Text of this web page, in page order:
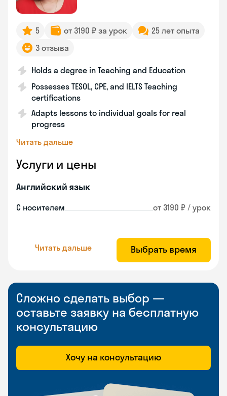
5 от 3190 ₽ за урок
25 лет опыта
3 отзыва
Holds a degree in Teaching and Education
Possesses TESOL, CPE, and IELTS Teaching
certifications
Adapts lessons to individual goals for real
progress
Читать дальше
Услуги и цены
Английский язык
С носителем от 3190 ₽ / урок
Читать дальше Выбрать время
Сложно сделать выбор —
оставьте заявку на бесплатную
консультацию
Хочу на консультацию